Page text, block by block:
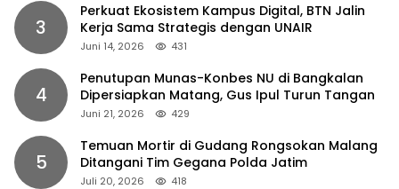
3
Perkuat Ekosistem Kampus Digital, BTN Jalin
Kerja Sama Strategis dengan UNAIR
Juni 14, 2026 431
4
Penutupan Munas-Konbes NU di Bangkalan
Dipersiapkan Matang, Gus Ipul Turun Tangan
Juni 21, 2026 429
5
Temuan Mortir di Gudang Rongsokan Malang
Ditangani Tim Gegana Polda Jatim
Juli 20, 2026 418